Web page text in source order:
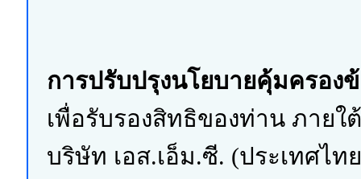
การปรับปรุงนโยบายคุ้มครอง
เพื่อรับรองสิทธิของท่าน ภาย
บริษัท เอส.เอ็ม.ซี. (ประเทศไ